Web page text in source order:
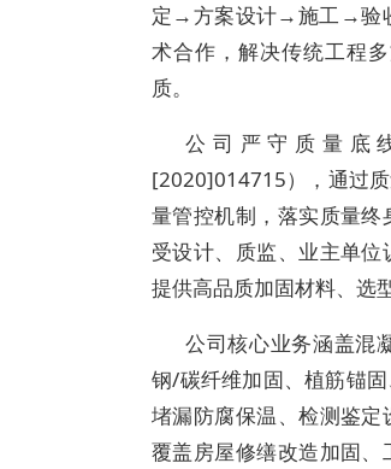
定→方案设计→施工→验
术合作，解决传统工程
质。
公司严守质量底
[2020]014715），通过
量管控机制，落实质量
受设计、质监、业主单
提供高品质加固材料、选
公司核心业务涵盖混
钢/碳纤维加固、植筋锚
堵漏防腐保温、检测鉴
覆盖房屋修缮改造加固